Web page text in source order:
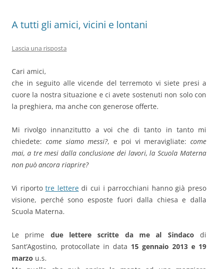
A tutti gli amici, vicini e lontani
Lascia una risposta
Cari amici,
che in seguito alle vicende del terremoto vi siete presi a
cuore la nostra situazione e ci avete sostenuti non solo con
la preghiera, ma anche con generose offerte.
Mi rivolgo innanzitutto a voi che di tanto in tanto mi
chiedete: come siamo messi?, e poi vi meravigliate: come
mai, a tre mesi dalla conclusione dei lavori, la Scuola Materna
non puòancora riaprire?
Vi riportotre letteredi cui i parrocchiani hanno già preso
visione, perché sono esposte fuori dalla chiesa e dalla
Scuola Materna.
Le prime due lettere scritte da me al Sindaco di
Sant’Agostino, protocollate in data 15 gennaio 2013 e 19
marzo u.s.